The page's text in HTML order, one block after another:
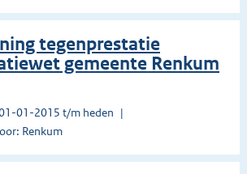
tegenprestatie
gemeente Renkum
01-2015 t/m heden
Renkum